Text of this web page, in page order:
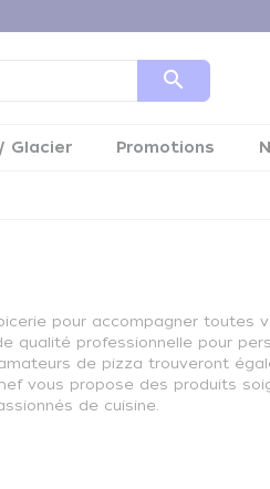
search
Glacier Promotions
pour accompagner toutes
qualité professionnelle pour
de pizza trouveront
vous propose des produits
de cuisine.